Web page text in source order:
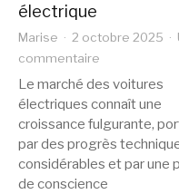
électrique
Marise 2 octobre 2025
commentaire
Conseils
pour
prolonger
la
durée
de
Le marché des voitures
électriques connaît une
croissance fulgurante,
par des progrès
considérables et par une
de conscience